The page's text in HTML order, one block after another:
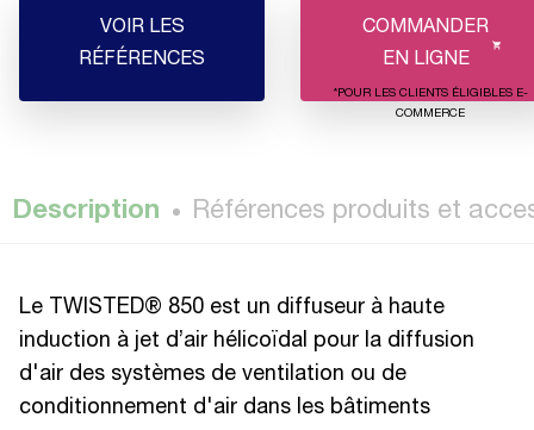
VOIR LES
RÉFÉRENCES
COMMANDER
EN LIGNE
*POUR LES CLIENTS ÉLIGIBLES E-
COMMERCE
Description Références produits et
Le TWISTED® 850 est un diffuseur à haute
induction à jet d’air hélicoïdal pour la diffusion
d'air des systèmes de ventilation ou de
conditionnement d'air dans les bâtiments